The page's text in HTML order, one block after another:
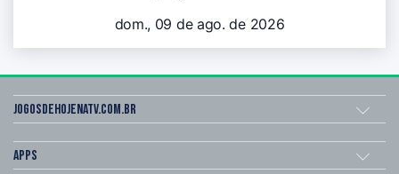
dom., 09 de ago. de 2026
Jogosdehojenatv.com.br
Apps